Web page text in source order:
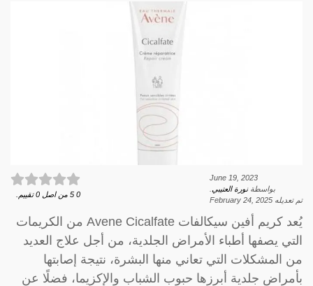
June 19, 2023
بواسطةنورة العتيبي
تم تعديله February 24, 2025
0
5 من اصل 0 تقييم.
يُعد كريم أفين سيكالفات Avene Cicalfate من الكريمات
التي يصفها أطباء الأمراض الجلدية، من أجل علاج العديد
من المشكلات التي تعاني منها البشرة، نتيجة إصابتها
بأمراض جلدية أبرزها حبوب الشباب والإكزيما، فضلًا عن